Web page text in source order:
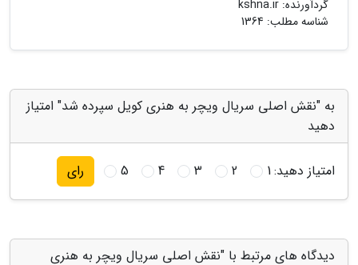
گردآورنده: kshna.ir
شناسه مطلب: 1364
به "نقش اصلی سریال ویچر به هنری کویل سپرده شد" امتیاز
دهید
امتیاز دهید:1
2
3
4
5 رای
دیدگاه های مرتبط با "نقش اصلی سریال ویچر به هنری